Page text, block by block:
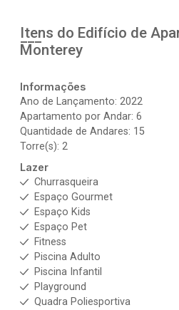
Itens do Edifício de
Monterey
Informações
Ano de Lançamento: 2022
Apartamento por Andar: 6
Quantidade de Andares: 15
Torre(s): 2
Lazer
Churrasqueira
Espaço Gourmet
Espaço Kids
Espaço Pet
Fitness
Piscina Adulto
Piscina Infantil
Playground
Quadra Poliesportiva